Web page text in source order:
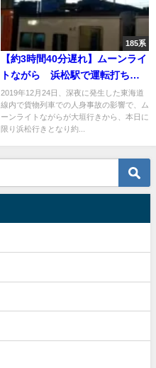
185系
【約3時間40分遅れ】ムーンライ
トながら 浜松駅で運転打ち切
り 東海道線内人身事故の影響
で
2019年12月24日、深夜に発生した東海道
線内で貨物列車での人身事故の影響で、ム
ーンライトながらが大垣行きから、本日に
限り浜松行きとなり約...